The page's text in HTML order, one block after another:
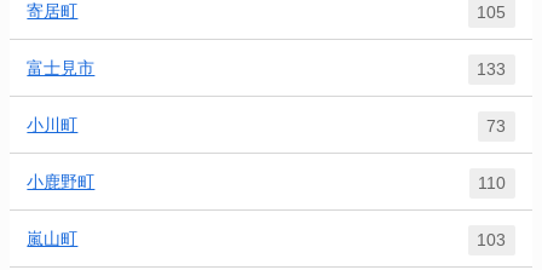
寄居町 105
富士見市 133
小川町 73
小鹿野町 110
嵐山町 103